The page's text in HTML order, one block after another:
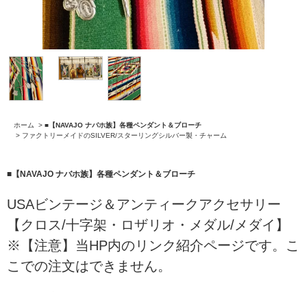
ホーム > ■【NAVAJO ナバホ族】各種ペンダント＆ブローチ
> ファクトリーメイドのSILVER/スターリングシルバー製・チャーム
■【NAVAJO ナバホ族】各種ペンダント＆ブローチ
USAビンテージ＆アンティークアクセサリー
【クロス/十字架・ロザリオ・メダル/メダイ】
※【注意】当HP内のリンク紹介ページです。こ
こでの注文はできません。